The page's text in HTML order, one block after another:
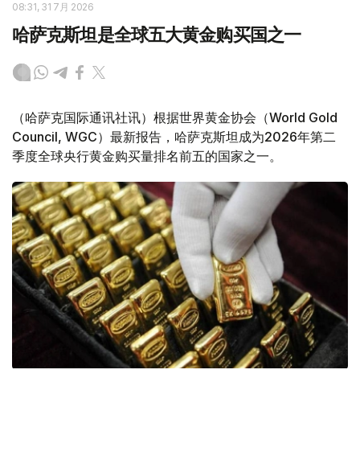
08:31, 31 7月 2026
哈萨克斯坦是全球五大黄金购买国之一
（哈萨克国际通讯社讯）根据世界黄金协会（World Gold
Council, WGC）最新报告，哈萨克斯坦成为2026年第二
季度全球央行黄金购买量排名前五的国家之一。